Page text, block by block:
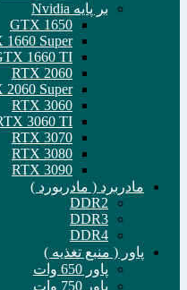
بر پایه Nvidia
GTX 1650
1660 Super
1660 TI
RTX 2060
2060 Super
RTX 3060
3060 TI
RTX 3070
RTX 3080
RTX 3090
مادربرد ( مادربورد )
DDR2
DDR3
DDR4
پاور ( منبع تغذیه )
پاور 650 وات
پاور 750 وات